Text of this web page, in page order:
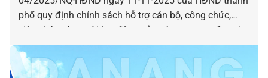
phố quy định chính sách hỗ trợ cán bộ, công chức,
viên chức và người lao động của các cơ quan, đơn vị
bị tác động, ảnh hưởng do sắp xếp đơn vị hành chính.